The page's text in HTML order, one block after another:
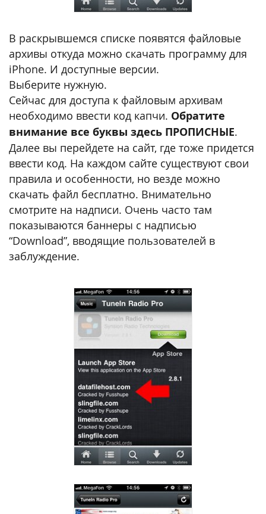
В раскрывшемся списке появятся файловые
архивы откуда можно скачать программу для
iPhone. И доступные версии.
Выберите нужную.
Сейчас для доступа к файловым архивам
необходимо ввести код капчи. Обратите
внимание все буквы здесь ПРОПИСНЫЕ.
Далее вы перейдете на сайт, где тоже придется
ввести код. На каждом сайте существуют свои
правила и особенности, но везде можно
скачать файл бесплатно. Внимательно
смотрите на надписи. Очень часто там
показываются баннеры с надписью
“Download”, вводящие пользователей в
заблуждение.